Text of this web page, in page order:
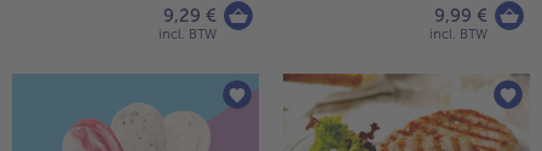
9,29 €
incl. BTW
9,99 €
incl. BTW